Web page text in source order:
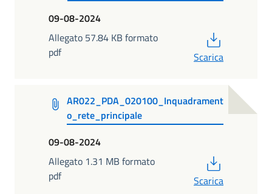
09-08-2024
Allegato 57.84 KB formato
pdf
Scarica
AR022_PDA_020100_Inquadrament
o_rete_principale
09-08-2024
Allegato 1.31 MB formato
pdf
Scarica